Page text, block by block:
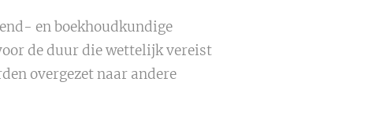
en boekhoudkundige
de duur die wettelijk vereist
overgezet naar andere